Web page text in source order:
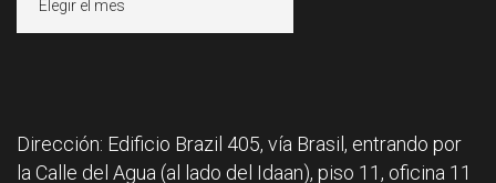
Dirección: Edificio Brazil 405, vía Brasil, entrando por
la Calle del Agua (al lado del Idaan), piso 11, oficina 11